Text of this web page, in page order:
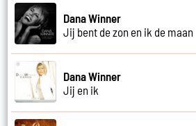
Dana Winner
Jij bent de zon en ik de maan
Dana Winner
Jij en ik